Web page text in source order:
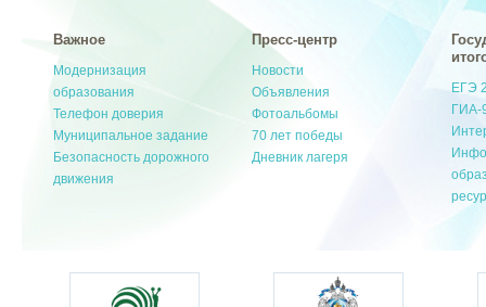
Важное
Модернизация
образования
Телефон доверия
Муниципальное задание
Безопасность дорожного
движения
Пресс-центр
Новости
Объявления
Фотоальбомы
70 лет победы
Дневник лагеря
ЕГЭ
ГИА-